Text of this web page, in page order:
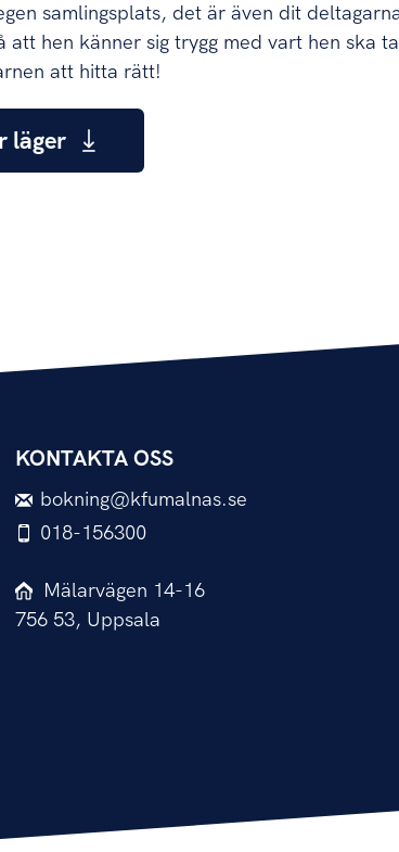
samlingsplats, det är även dit
att hen känner sig trygg med vart hen ska
att hitta rätt!
läger
KONTAKTA OSS
bokning@kfumalnas.se
018-156300
Mälarvägen 14-16
756 53, Uppsala